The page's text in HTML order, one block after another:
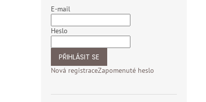
E-mail
Heslo
PŘIHLÁSIT SE
Nová registraceZapomenuté heslo